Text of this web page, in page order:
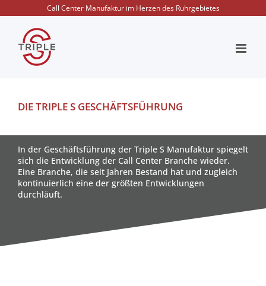
Inhalt
springen
Call Center Manufaktur im Herzen des Ruhrgebietes
DIE TRIPLE S GESCHÄFTSFÜHRUNG
In der Geschäftsführung der Triple S Manufaktur spiegelt
sich die Entwicklung der Call Center Branche wieder.
Eine Branche, die seit Jahren Bestand hat und zugleich
kontinuierlich eine der größten Entwicklungen
durchläuft.